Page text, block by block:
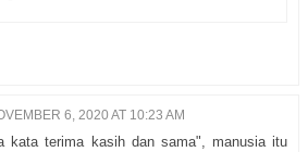
6, 2020 AT 10:23 AM
kata terima kasih dan sama", manusia itu